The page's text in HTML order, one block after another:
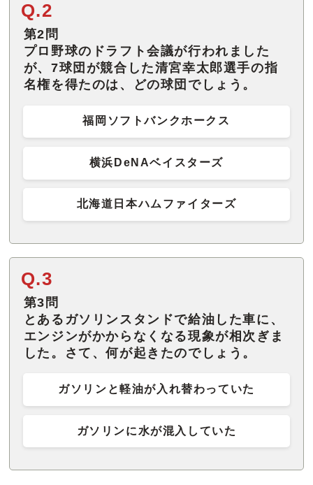
Q.2
第2問
プロ野球のドラフト会議が行われました
が、7球団が競合した清宮幸太郎選手の指
名権を得たのは、どの球団でしょう。
福岡ソフトバンクホークス
横浜DeNAベイスターズ
北海道日本ハムファイターズ
Q.3
第3問
とあるガソリンスタンドで給油した車に、
エンジンがかからなくなる現象が相次ぎま
した。さて、何が起きたのでしょう。
ガソリンと軽油が入れ替わっていた
ガソリンに水が混入していた